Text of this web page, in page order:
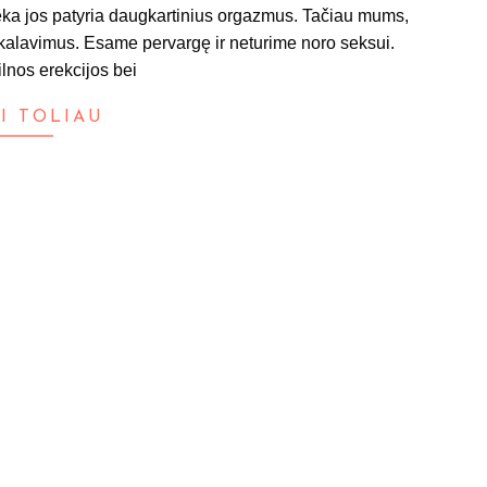
jos patyria daugkartinius orgazmus. Tačiau mums,
Esame pervargę ir neturime noro seksui.
erekcijos bei
TOLIAU